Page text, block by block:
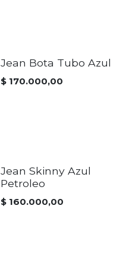
Jean Bota Tubo Azul
$ 170.000,00
Jean Skinny Azul
Petroleo
$ 160.000,00